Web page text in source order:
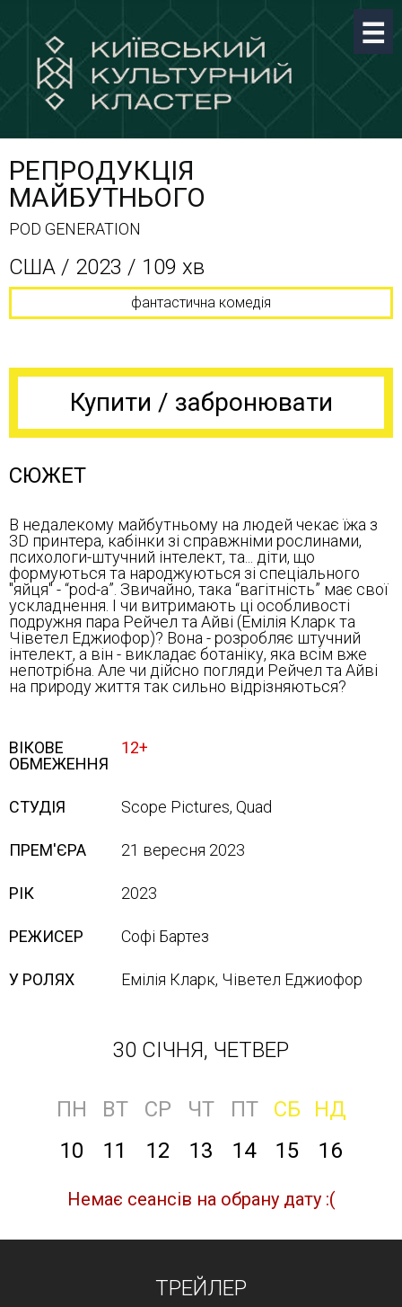
РЕПРОДУКЦІЯ
МАЙБУТНЬОГО
POD GENERATION
CША / 2023 / 109 хв
фантастична комедія
Купити / забронювати
СЮЖЕТ
В недалекому майбутньому на людей чекає їжа з
3D принтера, кабінки зі справжніми рослинами,
психологи-штучний інтелект, та... діти, що
формуються та народжуються зі спеціального
"яйця" - “pod-а”. Звичайно, така “вагітність” має свої
ускладнення. І чи витримають ці особливості
подружня пара Рейчел та Айві (Емілія Кларк та
Чіветел Еджиофор)? Вона - розробляє штучний
інтелект, а він - викладає ботаніку, яка всім вже
непотрібна. Але чи дійсно погляди Рейчел та Айві
на природу життя так сильно відрізняються?
ВІКОВЕ
ОБМЕЖЕННЯ
12+
СТУДІЯ Scope Pictures, Quad
ПРЕМ'ЄРА 21 вересня 2023
РІК 2023
РЕЖИСЕР Софі Бартез
У РОЛЯХ Емілія Кларк, Чіветел Еджиофор
30 СІЧНЯ, ЧЕТВЕР
ПН ВТ СР ЧТ ПТ СБ
НД
10
11 12 13 14 15 16
Немає сеансів на обрану дату :(
ТРЕЙЛЕР